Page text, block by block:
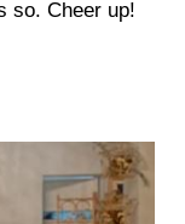
so. Cheer up!